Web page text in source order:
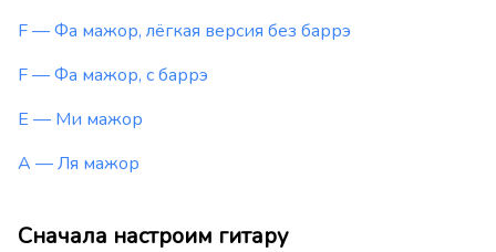
F — Фа мажор, лёгкая версия без баррэ
F — Фа мажор, с баррэ
E — Ми мажор
A — Ля мажор
Сначала настроим гитару